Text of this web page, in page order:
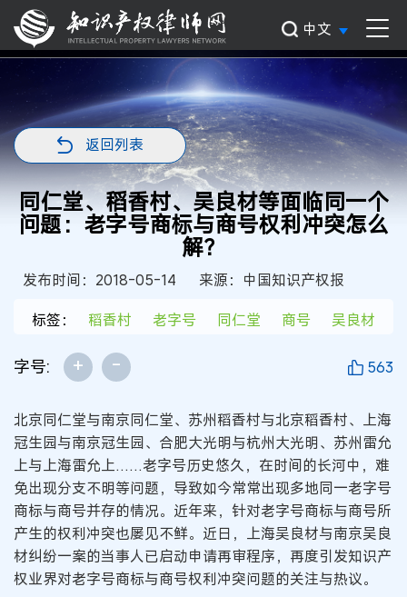
中文
返回列表
同仁堂、稻香村、吴良材等面临同一个
问题：老字号商标与商号权利冲突怎么
解？
发布时间：2018-05-14
来源：中国知识产权报
标签：
稻香村 老字号 同仁堂 商号 吴良材
字号: + - 563
北京同仁堂与南京同仁堂、苏州稻香村与北京稻香村、上海
冠生园与南京冠生园、合肥大光明与杭州大光明、苏州雷允
上与上海雷允上……老字号历史悠久，在时间的长河中，难
免出现分支不明等问题，导致如今常常出现多地同一老字号
商标与商号并存的情况。近年来，针对老字号商标与商号所
产生的权利冲突也屡见不鲜。近日，上海吴良材与南京吴良
材纠纷一案的当事人已启动申请再审程序，再度引发知识产
权业界对老字号商标与商号权利冲突问题的关注与热议。